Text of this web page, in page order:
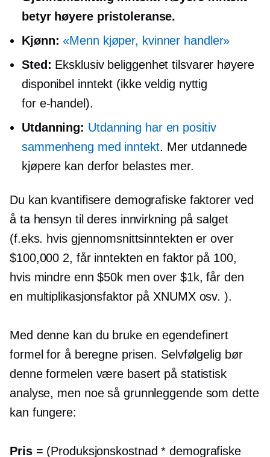
betyr høyere pristoleranse.
Kjønn: «Menn kjøper, kvinner handler»
Sted: Eksklusiv beliggenhet tilsvarer høyere
disponibel inntekt (ikke veldig nyttig
for e-handel).
Utdanning: Utdanning har en positiv
sammenheng med inntekt. Mer utdannede
kjøpere kan derfor belastes mer.
Du kan kvantifisere demografiske faktorer ved
å ta hensyn til deres innvirkning på salget
(f.eks. hvis gjennomsnittsinntekten er over
$100,000 2, får inntekten en faktor på 100,
hvis mindre enn $50k men over $1k, får den
en multiplikasjonsfaktor på XNUMX osv. ).
Med denne kan du bruke en egendefinert
formel for å beregne prisen. Selvfølgelig bør
denne formelen være basert på statistisk
analyse, men noe så grunnleggende som dette
kan fungere:
Pris= (Produksjonskostnad * demografiske